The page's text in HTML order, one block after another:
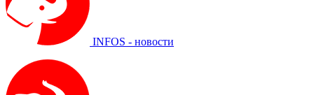
INFOS - новости